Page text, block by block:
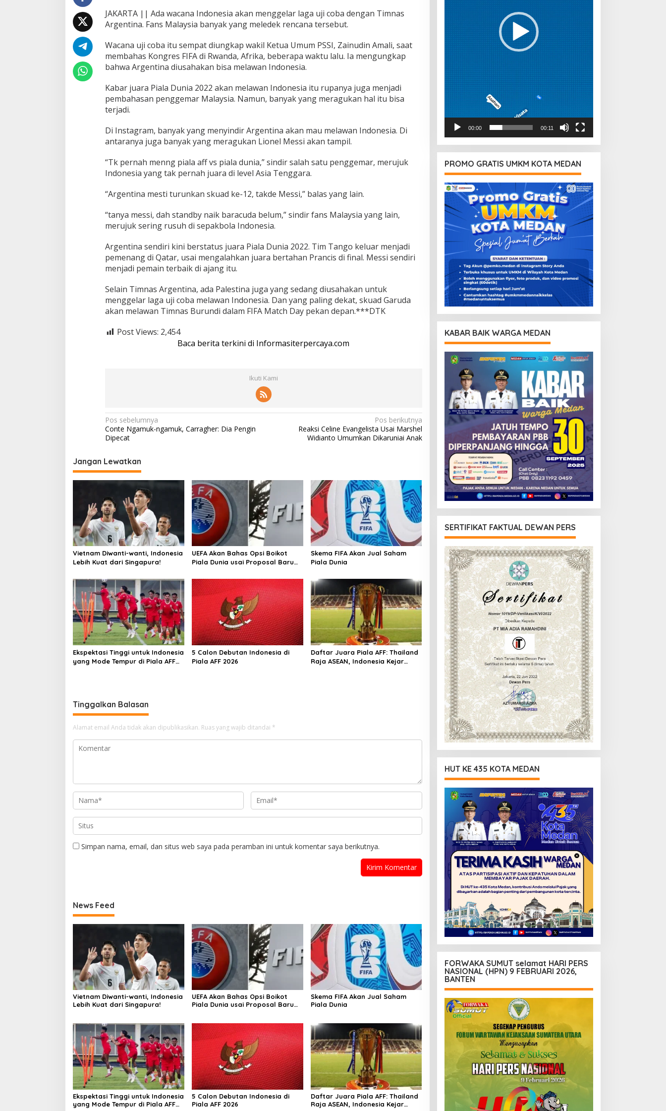
a
D
i
e
d
e
k
a
n
l
a
s
a
JAKARTA || Ada wacana Indonesia akan menggelar laga uji coba dengan Timnas
Argentina. Fans Malaysia banyak yang meledek rencana tersebut.
Wacana uji coba itu sempat diungkap wakil Ketua Umum PSSI, Zainudin Amali, saat
membahas Kongres FIFA di Rwanda, Afrika, beberapa waktu lalu. Ia mengungkap
bahwa Argentina diusahakan bisa melawan Indonesia.
Kabar juara Piala Dunia 2022 akan melawan Indonesia itu rupanya juga menjadi
pembahasan penggemar Malaysia. Namun, banyak yang meragukan hal itu bisa
terjadi.
Di Instagram, banyak yang menyindir Argentina akan mau melawan Indonesia. Di
antaranya juga banyak yang meragukan Lionel Messi akan tampil.
“Tk pernah menng piala aff vs piala dunia,” sindir salah satu penggemar, merujuk
Indonesia yang tak pernah juara di level Asia Tenggara.
“Argentina mesti turunkan skuad ke-12, takde Messi,” balas yang lain.
“tanya messi, dah standby naik baracuda belum,” sindir fans Malaysia yang lain,
merujuk sering rusuh di sepakbola Indonesia.
Argentina sendiri kini berstatus juara Piala Dunia 2022. Tim Tango keluar menjadi
pemenang di Qatar, usai mengalahkan juara bertahan Prancis di final. Messi sendiri
menjadi pemain terbaik di ajang itu.
Selain Timnas Argentina, ada Palestina juga yang sedang diusahakan untuk
menggelar laga uji coba melawan Indonesia. Dan yang paling dekat, skuad Garuda
akan melawan Timnas Burundi dalam FIFA Match Day pekan depan.***DTK
Post Views: 2,454
Baca berita terkini di Informasiterpercaya.com
Ikuti Kami
N
a
i
g
s
i
p
o
s
Pos sebelumnya
Conte Ngamuk-ngamuk, Carragher: Dia Pengin
Dipecat
Pos berikutnya
Reaksi Celine Evangelista Usai Marshel
Widianto Umumkan Dikaruniai Anak
Jangan Lewatkan
Vietnam Diwanti-wanti, Indonesia
Lebih Kuat dari Singapura!
UEFA Akan Bahas Opsi Boikot
Piala Dunia usai Proposal Baru
Skema FIFA Akan Jual Saham
Piala Dunia
Ekspektasi Tinggi untuk Indonesia
yang Mode Tempur di Piala AFF
5 Calon Debutan Indonesia di
Piala AFF 2026
Daftar Juara Piala AFF: Thailand
Raja ASEAN, Indonesia Kejar
Tinggalkan Balasan
Alamat email Anda tidak akan dipublikasikan. Ruas yang wajib ditandai *
Simpan nama, email, dan situs web saya pada peramban ini untuk komentar saya berikutnya.
News Feed
Vietnam Diwanti-wanti, Indonesia
Lebih Kuat dari Singapura!
UEFA Akan Bahas Opsi Boikot
Piala Dunia usai Proposal Baru
Skema FIFA Akan Jual Saham
Piala Dunia
Ekspektasi Tinggi untuk Indonesia
yang Mode Tempur di Piala AFF
5 Calon Debutan Indonesia di
Piala AFF 2026
Daftar Juara Piala AFF: Thailand
Raja ASEAN, Indonesia Kejar
00:00 00:11
PROMO GRATIS UMKM KOTA MEDAN
KABAR BAIK WARGA MEDAN
SERTIFIKAT FAKTUAL DEWAN PERS
HUT KE 435 KOTA MEDAN
FORWAKA SUMUT selamat HARI PERS
NASIONAL (HPN) 9 FEBRUARI 2026,
BANTEN